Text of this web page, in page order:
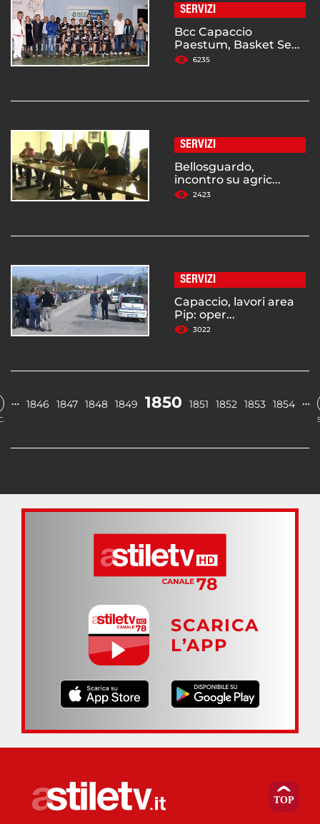
SERVIZI
Bcc Capaccio
Paestum, Basket Se...
6235
SERVIZI
Bellosguardo,
incontro su agric...
2423
SERVIZI
Capaccio, lavori area
Pip: oper...
3022
… 1846 1847 1848 1849 1850 1851 1852 1853 1854 …
SCARICA
L’APP